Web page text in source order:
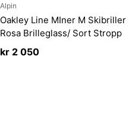
Alpin
Oakley Line MIner M Skibriller
Rosa Brilleglass/ Sort Stropp
kr2 050